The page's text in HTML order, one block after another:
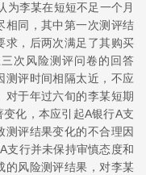
为李某在短短不足一个月
相同，其中第一次测评结
求，后两次满足了其购买
次风险测评问卷的回答
测评时间相隔太近，不应
对于年过六旬的李某短期
化，本应引起A银行A支
测评结果变化的不合理因
支行并未保持审慎态度和
的风险测评结果，对李某